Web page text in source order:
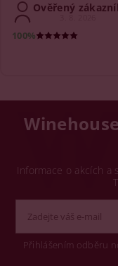
Ověřený
100%
Informace o akcích a
Přihlášením odběru